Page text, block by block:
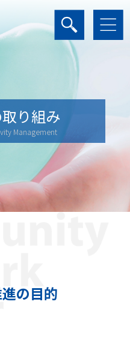
り組み
Management
の目的